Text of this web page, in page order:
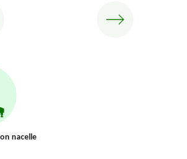
nacelle